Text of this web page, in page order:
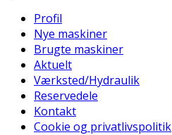
Profil
Nye maskiner
Brugte maskiner
Aktuelt
Værksted/Hydraulik
Reservedele
Kontakt
Cookie og privatlivspolitik